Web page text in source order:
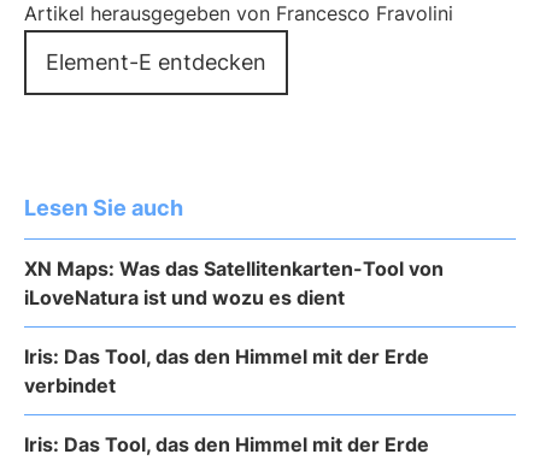
Artikel herausgegeben von Francesco Fravolini
Element-E entdecken
Lesen Sie auch
XN Maps: Was das Satellitenkarten-Tool von
iLoveNatura ist und wozu es dient
Iris: Das Tool, das den Himmel mit der Erde
verbindet
Iris: Das Tool, das den Himmel mit der Erde